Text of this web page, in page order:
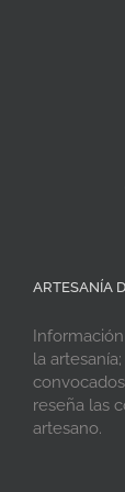
ARTESANÍA
la
reseña las
artesano.